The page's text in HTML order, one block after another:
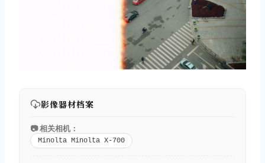
影像器材档案
📷 相关相机：
Minolta Minolta X-700